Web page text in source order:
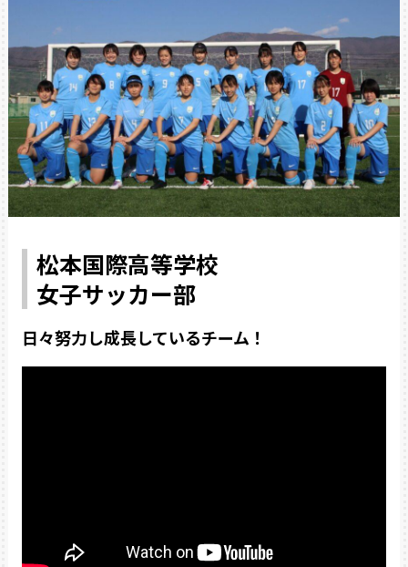
松本国際高等学校
女子サッカー部
日々努力し成長しているチーム！